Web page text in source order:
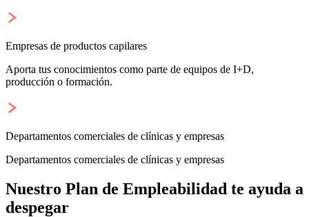
Empresas de productos capilares
Aporta tus conocimientos como parte de equipos de I+D,
producción o formación.
Departamentos comerciales de clínicas y empresas
Departamentos comerciales de clínicas y empresas
Nuestro Plan de Empleabilidad te ayuda a
despegar